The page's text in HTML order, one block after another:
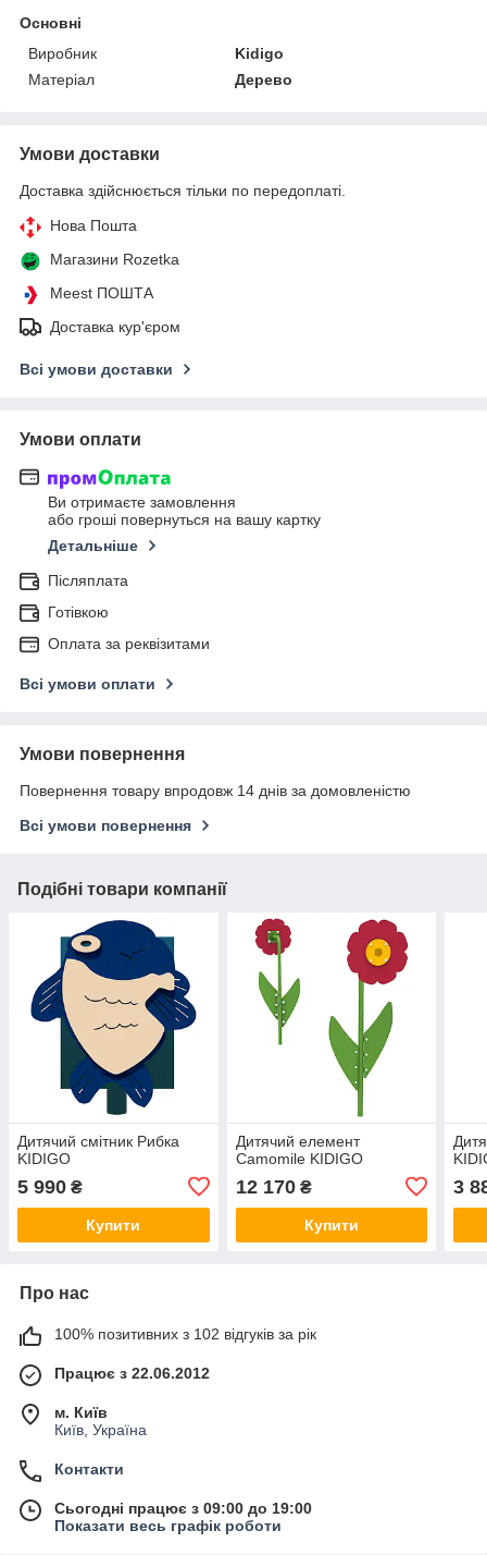
Основні
Виробник
Kidigo
Матеріал
Дерево
Умови доставки
Доставка здійснюється тільки по передоплаті.
Нова Пошта
Магазини Rozetka
Meest ПОШТА
Доставка кур'єром
Всі умови доставки
Умови оплати
Ви отримаєте замовлення
або гроші повернуться на вашу картку
Детальніше
Післяплата
Готівкою
Оплата за реквізитами
Всі умови оплати
Умови повернення
Повернення товару впродовж 14 днів за домовленістю
Всі умови повернення
Подібні товари компанії
Дитячий смітник Рибка
KIDIGO
5 990 ₴
Купити
Дитячий елемент
Camomile KIDIGO
12 170₴
Купити
3
Про нас
100% позитивних з 102 відгуків за рік
Працює з 22.06.2012
м. Київ
Київ, Україна
Контакти
Сьогодні працює з 09:00 до 19:00
Показати весь графік роботи